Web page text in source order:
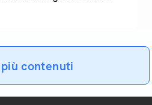
contenuti